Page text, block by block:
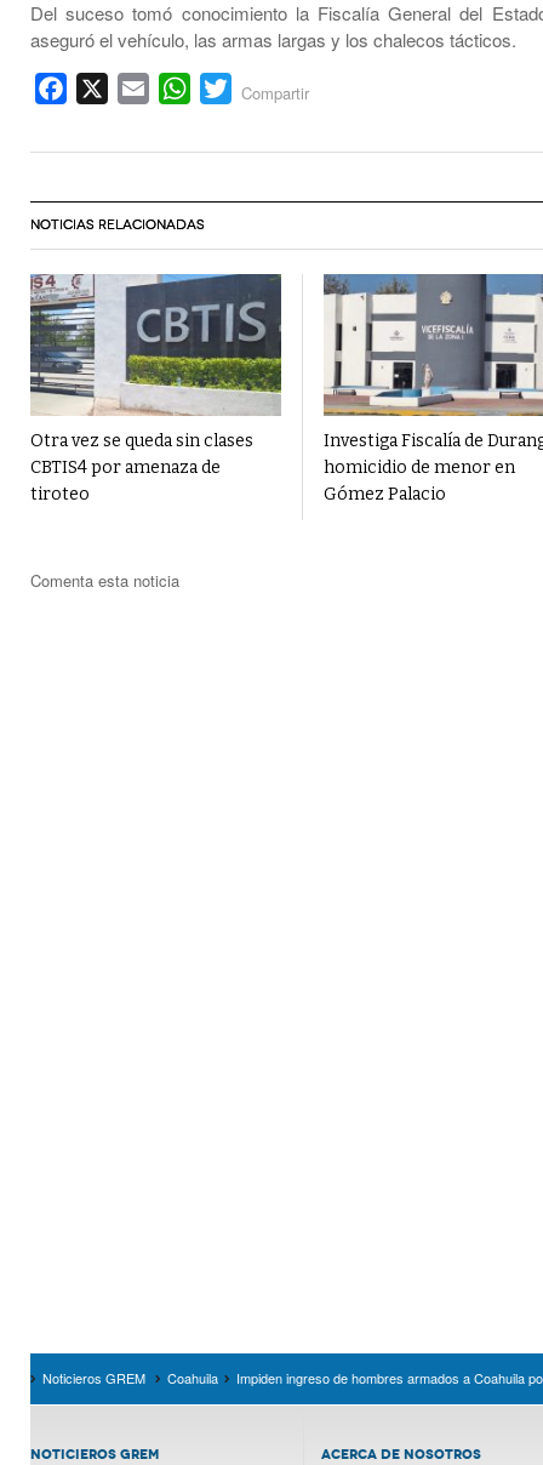
Del suceso tomó conocimiento la Fiscalía General del
aseguró el vehículo, las armas largas y los chalecos tácticos.
Facebook Email WhatsApp
Twitter
Compartir
NOTICIAS RELACIONADAS
Otra vez se queda sin clases
CBTIS4 por amenaza de
tiroteo
Investiga Fiscalía de
homicidio de menor en
Gómez Palacio
Comenta esta noticia
Noticieros GREM Coahuila Impiden ingreso de hombres armados a Coahuila
NOTICIEROS GREM ACERCA DE NOSOTROS